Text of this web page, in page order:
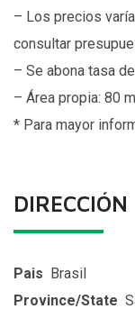
– Los precios
consultar
– Se abona tasa
– Área propia: 80
* Para mayor
DIRECCIÓN
Pais Brasil
Province/State